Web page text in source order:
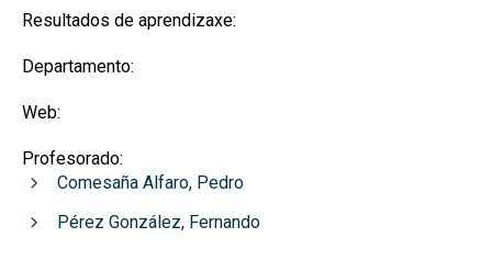
Resultados de aprendizaxe:
Departamento:
Web:
Profesorado:
Comesaña Alfaro, Pedro
Pérez González, Fernando